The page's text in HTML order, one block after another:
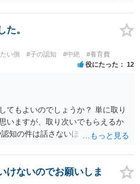
た。
い側 #子の認知 #中絶 #養育費
役にたった 12
てもよいのでしょうか？ 単に取り
いますが、取り次いでもらえるか
知の件は話さないほうがよいと思
てもらうことも検討されてくださ
れてみてもよいと思います。
けないのでお願いしま